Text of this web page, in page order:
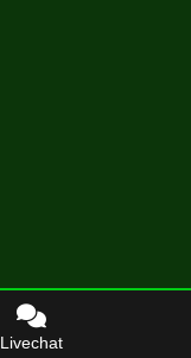
Livechat